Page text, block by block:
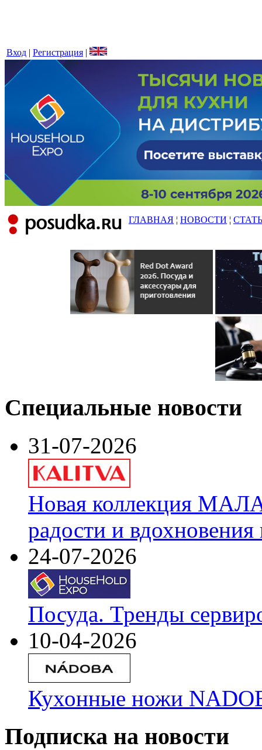
Вход | Регистрация |
ГЛАВНАЯ ¦ НОВОСТИ ¦
Специальные новости
31-07-2026
Новая коллекция
радости и
24-07-2026
Посуда. Тренды
10-04-2026
Кухонные ножи
Подписка на новости